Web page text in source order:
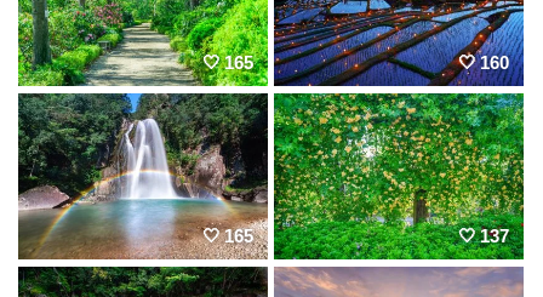
165 160
165 137